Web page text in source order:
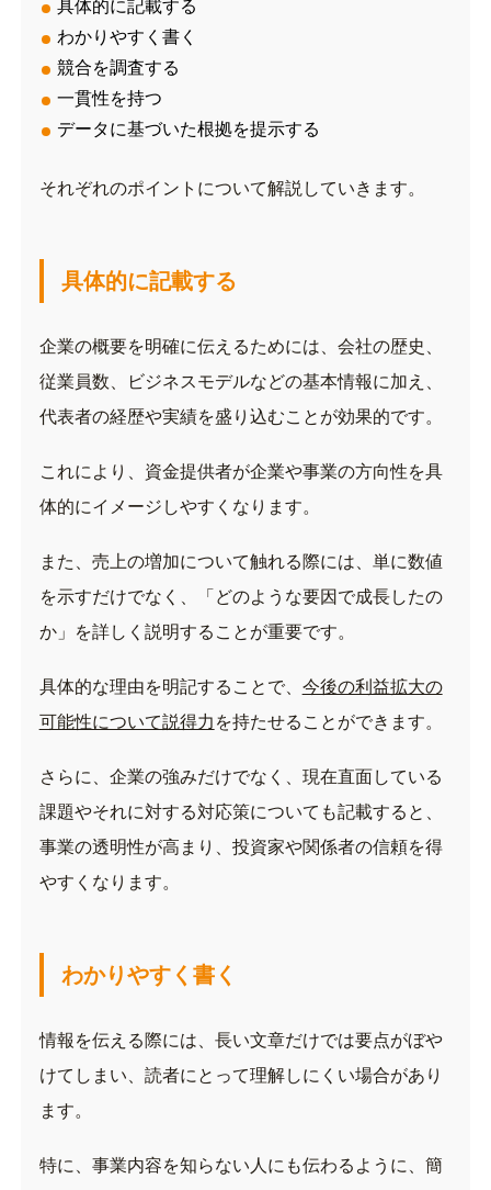
具体的に記載する
わかりやすく書く
競合を調査する
一貫性を持つ
データに基づいた根拠を提示する
それぞれのポイントについて解説していきます。
具体的に記載する
企業の概要を明確に伝えるためには、会社の歴史、
従業員数、ビジネスモデルなどの基本情報に加え、
代表者の経歴や実績を盛り込むことが効果的です。
これにより、資金提供者が企業や事業の方向性を具
体的にイメージしやすくなります。
また、売上の増加について触れる際には、単に数値
を示すだけでなく、「どのような要因で成長したの
か」を詳しく説明することが重要です。
具体的な理由を明記することで、 今後の利益拡大の
可能性について説得力 を持たせることができます。
さらに、企業の強みだけでなく、現在直面している
課題やそれに対する対応策についても記載すると、
事業の透明性が高まり、投資家や関係者の信頼を得
やすくなります。
わかりやすく書く
情報を伝える際には、長い文章だけでは要点がぼや
けてしまい、読者にとって理解しにくい場合があり
ます。
特に、事業内容を知らない人にも伝わるように、簡